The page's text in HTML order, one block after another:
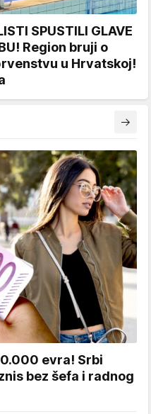
SPUSTILI GLAVE
Region bruji o
u Hrvatskoj!
evra! Srbi
bez šefa i radnog